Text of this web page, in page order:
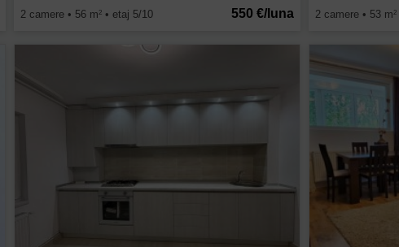
2 camere • 56 m2 • etaj 5/10 550 €/luna 2 camere • 53 m2